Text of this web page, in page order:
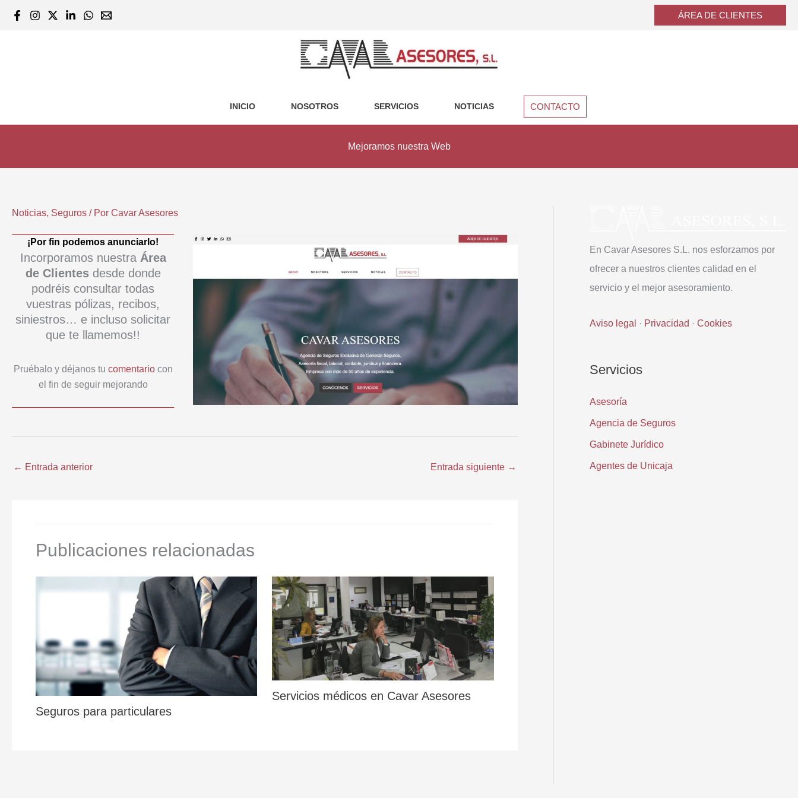
ÁREA DE CLIENTES
INICIO NOSOTROS SERVICIOS NOTICIAS CONTACTO
Mejoramos nuestra Web
Noticias, Seguros / Por Cavar Asesores
¡Por fin podemos anunciarlo!
Incorporamos nuestra Área
de Clientesdesde donde
podréis consultar todas
vuestras pólizas, recibos,
siniestros… e incluso solicitar
que te llamemos!!
Pruébalo y déjanos tu comentariocon
el fin de seguir mejorando
← Entrada anterior Entrada siguiente →
Publicaciones relacionadas
Seguros para particulares
Servicios médicos en Cavar Asesores
En Cavar Asesores S.L. nos esforzamos por
ofrecer a nuestros clientes calidad en el
servicio y el mejor asesoramiento.
Aviso legal · Privacidad · Cookies
Servicios
Asesoría
Agencia de Seguros
Gabinete Jurídico
Agentes de Unicaja